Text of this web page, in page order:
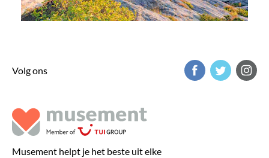
Volg ons
Musement helpt je het beste uit elke